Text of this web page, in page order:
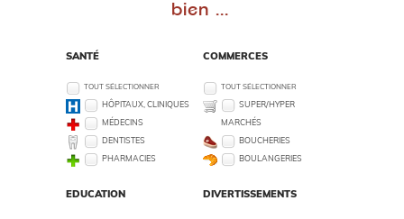
bien ...
SANTÉ
TOUT SÉLECTIONNER
HÔPITAUX, CLINIQUES
MÉDECINS
DENTISTES
PHARMACIES
COMMERCES
TOUT SÉLECTIONNER
SUPER/HYPER
MARCHÉS
BOUCHERIES
BOULANGERIES
EDUCATION DIVERTISSEMENTS